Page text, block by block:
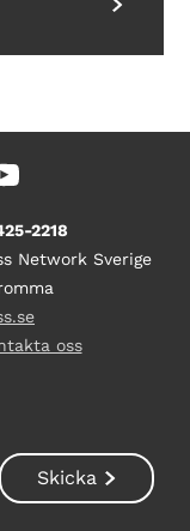
2218
Network Sverige
oss